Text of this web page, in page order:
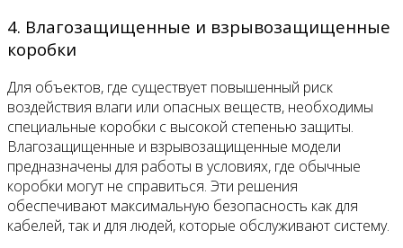
4. Влагозащищенные и взрывозащищенные
коробки
Для объектов, где существует повышенный риск
воздействия влаги или опасных веществ, необходимы
специальные коробки с высокой степенью защиты.
Влагозащищенные и взрывозащищенные модели
предназначены для работы в условиях, где обычные
коробки могут не справиться. Эти решения
обеспечивают максимальную безопасность как для
кабелей, так и для людей, которые обслуживают систему.